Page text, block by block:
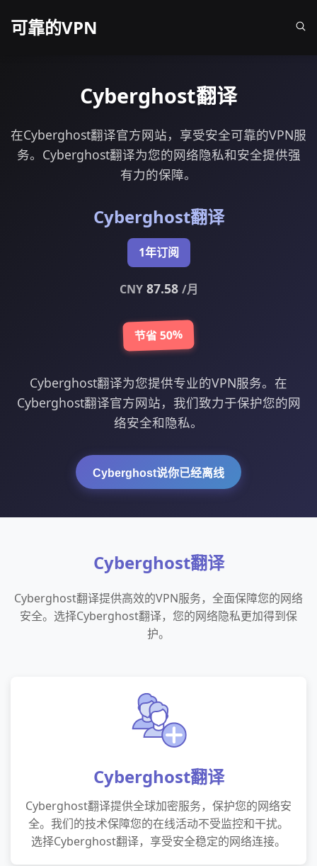
可靠的VPN
Cyberghost翻译
在Cyberghost翻译官方网站，享受安全可靠的VPN服
务。Cyberghost翻译为您的网络隐私和安全提供强
有力的保障。
Cyberghost翻译
1年订阅
CNY87.58 /月
节省 50%
Cyberghost翻译为您提供专业的VPN服务。在
Cyberghost翻译官方网站，我们致力于保护您的网
络安全和隐私。
Cyberghost说你已经离线
Cyberghost翻译
Cyberghost翻译提供高效的VPN服务，全面保障您的网络
安全。选择Cyberghost翻译，您的网络隐私更加得到保
护。
Cyberghost翻译
Cyberghost翻译提供全球加密服务，保护您的网络安
全。我们的技术保障您的在线活动不受监控和干扰。
选择Cyberghost翻译，享受安全稳定的网络连接。